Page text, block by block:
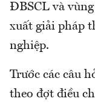
ĐBSCL và vùng
xuất giải pháp
nghiệp.
Trước các câu
theo đợt điều